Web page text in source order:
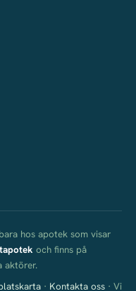
hos apotek som visar
och finns på
aktörer.
· Kontakta oss · Vi